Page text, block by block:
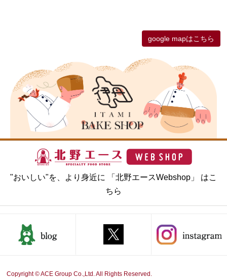
google mapはこちら
"おいしい"を、より身近に 「北野エースWebshop」 はこ
ちら
Copyright © ACE Group Co.,Ltd. All Rights Reserved.